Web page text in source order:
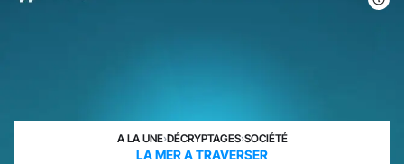
A LA UNE›DÉCRYPTAGES›SOCIÉTÉ
LA MER A TRAVERSER